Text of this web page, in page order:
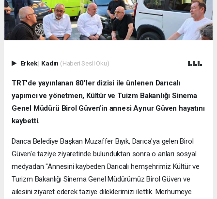
Erkek| Kadın (Haberi Sesli Oku)
TRT'de yayınlanan 80'ler dizisi ile ünlenen Darıcalı
yapımcı ve yönetmen, Kültür ve Tuizm Bakanlığı Sinema
Genel Müdürü Birol Güven’in annesi Aynur Güven hayatını
kaybetti.
Darıca Belediye Başkan Muzaffer Bıyık, Darıca'ya gelen Birol
Güven'e taziye ziyaretinde bulunduktan sonra o anları sosyal
medyadan "Annesini kaybeden Darıcalı hemşehrimiz Kültür ve
Turizm Bakanlığı Sinema Genel Müdürümüz Birol Güven ve
ailesini ziyaret ederek taziye dileklerimizi ilettik. Merhumeye